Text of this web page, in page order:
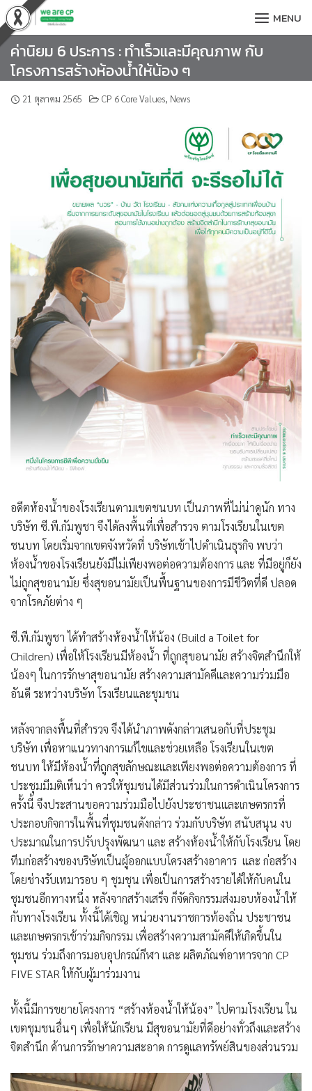
Skip
to
content
MENU
ค่านิยม 6 ประการ : ทำเร็วและมีคุณภาพ กับ
โครงการสร้างห้องน้ำให้น้อง ๆ
21 ตุลาคม 2565 CP 6 Core Values, News
อดีตห้องน้ำของโรงเรียนตามเขตชนบท เป็นภาพที่ไม่น่าดูนัก ทาง
บริษัท ซี.พี.กัมพูชา จึงได้ลงพื้นที่เพื่อสำรวจ ตามโรงเรียนในเขต
ชนบท โดยเริ่มจากเขตจังหวัดที่ บริษัทเข้าไปดำเนินธุรกิจ พบว่า
ห้องน้ำของโรงเรียนยังมีไม่เพียงพอต่อความต้องการ และ ที่มีอยู่ก็ยัง
ไม่ถูกสุขอนามัย ซึ่งสุขอนามัยเป็นพื้นฐานของการมีชีวิตที่ดี ปลอด
จากโรคภัยต่าง ๆ
ซี.พี.กัมพูชา ได้ทำสร้างห้องน้ำให้น้อง (Build a Toilet for
Children) เพื่อให้โรงเรียนมีห้องน้ำ ที่ถูกสุขอนามัย สร้างจิตสำนึกให้
น้องๆ ในการรักษาสุขอนามัย สร้างความสามัคคีและความร่วมมือ
อันดี ระหว่างบริษัท โรงเรียนและชุมชน
หลังจากลงพื้นที่สำรวจ จึงได้นำภาพดังกล่าวเสนอกับที่ประชุม
บริษัท เพื่อหาแนวทางการแก้ไขและช่วยเหลือ โรงเรียนในเขต
ชนบท ให้มีห้องน้ำที่ถูกสุขลักษณะและเพียงพอต่อความต้องการ ที่
ประชุมมีมติเห็นว่า ควรให้ชุมชนได้มีส่วนร่วมในการดำเนินโครงการ
ครั้งนี้ จึงประสานขอความร่วมมือไปยังประชาชนและเกษตรกรที่
ประกอบกิจการในพื้นที่ชุมชนดังกล่าว ร่วมกับบริษัท สนับสนุน งบ
ประมาณในการปรับปรุงพัฒนา และ สร้างห้องน้ำให้กับโรงเรียน โดย
ทีมก่อสร้างของบริษัทเป็นผู้ออกแบบโครงสร้างอาคาร และ ก่อสร้าง
โดยช่างรับเหมารอบ ๆ ชุมชุน เพื่อเป็นการสร้างรายได้ให้กับคนใน
ชุมชนอีกทางหนึ่ง หลังจากสร้างเสร็จ ก็จัดกิจกรรมส่งมอบห้องน้ำให้
กับทางโรงเรียน ทั้งนี้ได้เชิญ หน่วยงานราชการท้องถิ่น ประชาชน
และเกษตรกรเข้าร่วมกิจกรรม เพื่อสร้างความสามัคคีให้เกิดขึ้นใน
ชุมชน ร่วมถึงการมอบอุปกรณ์กีฬา และ ผลิตภัณฑ์อาหารจาก CP
FIVE STAR ให้กับผู้มาร่วมงาน
ทั้งนี้มีการขยายโครงการ “สร้างห้องน้ำให้น้อง” ไปตามโรงเรียน ใน
เขตชุมชนอื่นๆ เพื่อให้นักเรียน มีสุขอนามัยที่ดีอย่างทั่วถึงและสร้าง
จิตสำนึก ด้านการรักษาความสะอาด การดูแลทรัพย์สินของส่วนรวม